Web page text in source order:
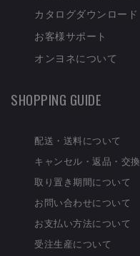
カタログダウンロード
お客様サポート
オンヨネについて
SHOPPING GUIDE
配送・送料について
キャンセル・返品・交換
取り置き期間について
お問い合わせについて
お支払い方法について
受注生産について